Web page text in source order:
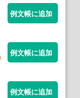
例文帳に追加
例文帳に追加
例文帳に追加